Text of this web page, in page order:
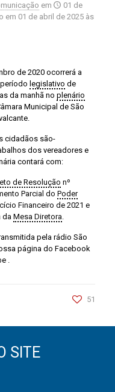
em
01 de
em 01 de abril de 2025 às
de 2020 ocorrerá a
legislativo de
da manhã no plenário
Municipal de São
são-
dos vereadores e
contará com:
de Resolução nº
Parcial do Poder
Financeiro de 2021 e
da Mesa Diretora.
pela rádio São
página do Facebook
.
51
SITE